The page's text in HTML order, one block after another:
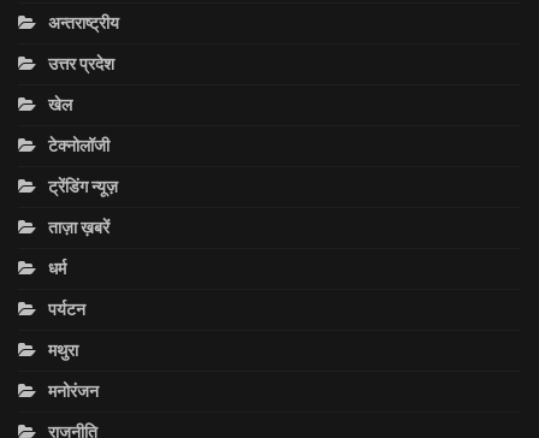
अन्तराष्ट्रीय
उत्तर प्रदेश
खेल
टेक्नोलॉजी
ट्रेंडिंग न्यूज़
ताज़ा ख़बरें
धर्म
पर्यटन
मथुरा
मनोरंजन
राजनीति